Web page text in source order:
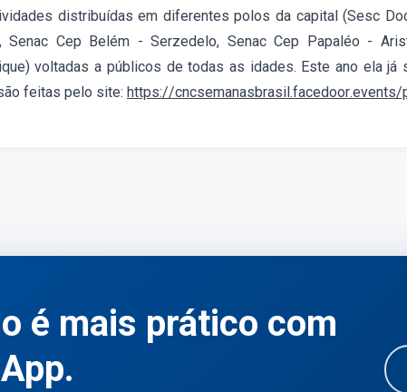
distribuídas em diferentes polos da capital (Sesc
Senac Cep Belém - Serzedelo, Senac Cep Papaléo -
voltadas a públicos de todas as idades. Este ano ela
feitas pelo site: https://cncsemanasbrasil.facedoor.events/
é mais prático com